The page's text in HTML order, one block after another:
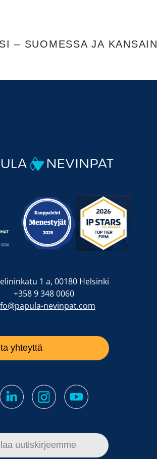
– SUOMESSA JA
1 a, 00180 Helsinki
+358 9 348 0060
nevinpat.com
yhteyttä
uutiskirjeemme